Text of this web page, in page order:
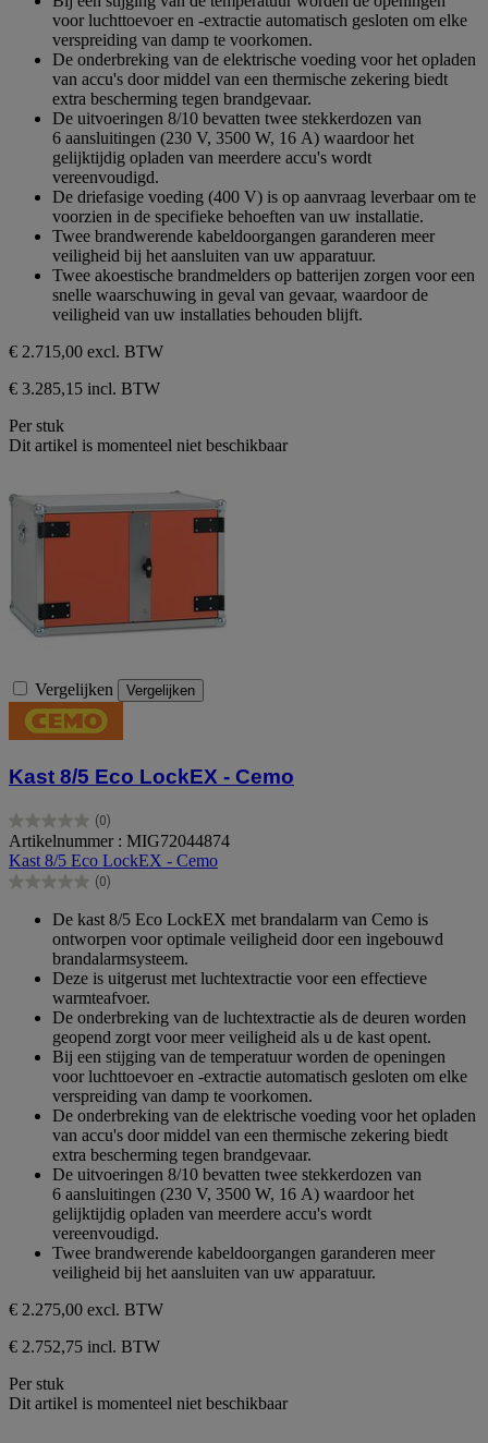
voor luchttoevoer en -extractie automatisch gesloten om elke
verspreiding van damp te voorkomen.
De onderbreking van de elektrische voeding voor het opladen
van accu's door middel van een thermische zekering biedt
extra bescherming tegen brandgevaar.
De uitvoeringen 8/10 bevatten twee stekkerdozen van
6 aansluitingen (230 V, 3500 W, 16 A) waardoor het
gelijktijdig opladen van meerdere accu's wordt
vereenvoudigd.
De driefasige voeding (400 V) is op aanvraag leverbaar om te
voorzien in de specifieke behoeften van uw installatie.
Twee brandwerende kabeldoorgangen garanderen meer
veiligheid bij het aansluiten van uw apparatuur.
Twee akoestische brandmelders op batterijen zorgen voor een
snelle waarschuwing in geval van gevaar, waardoor de
veiligheid van uw installaties behouden blijft.
€ 2.715,00 excl. BTW
€ 3.285,15 incl. BTW
Per stuk
Dit artikel is momenteel niet beschikbaar
Vergelijken Vergelijken
Kast 8/5 Eco LockEX - Cemo
(0)
0.0
van
de
5
Artikelnummer : MIG72044874
Kast 8/5 Eco LockEX - Cemo
(0)
0.0
sterren.
De kast 8/5 Eco LockEX met brandalarm van Cemo is
ontworpen voor optimale veiligheid door een ingebouwd
brandalarmsysteem.
Deze is uitgerust met luchtextractie voor een effectieve
warmteafvoer.
De onderbreking van de luchtextractie als de deuren worden
geopend zorgt voor meer veiligheid als u de kast opent.
Bij een stijging van de temperatuur worden de openingen
voor luchttoevoer en -extractie automatisch gesloten om elke
verspreiding van damp te voorkomen.
De onderbreking van de elektrische voeding voor het opladen
van accu's door middel van een thermische zekering biedt
extra bescherming tegen brandgevaar.
De uitvoeringen 8/10 bevatten twee stekkerdozen van
6 aansluitingen (230 V, 3500 W, 16 A) waardoor het
gelijktijdig opladen van meerdere accu's wordt
vereenvoudigd.
Twee brandwerende kabeldoorgangen garanderen meer
veiligheid bij het aansluiten van uw apparatuur.
€ 2.275,00 excl. BTW
€ 2.752,75 incl. BTW
Per stuk
Dit artikel is momenteel niet beschikbaar